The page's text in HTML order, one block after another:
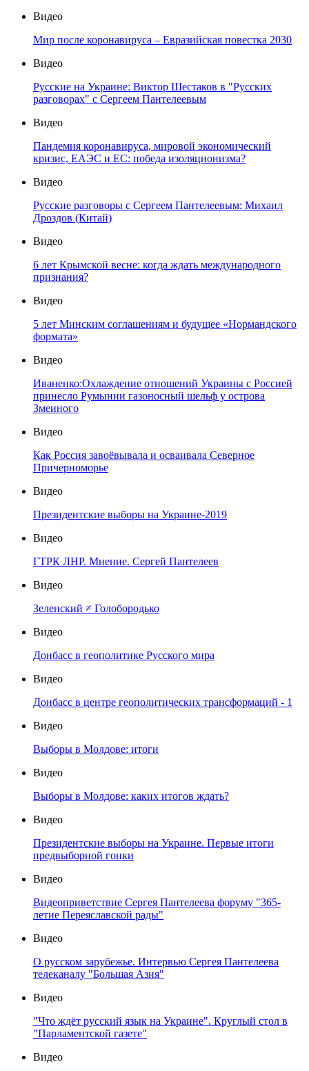
Видео
Мир после коронавируса – Евразийская повестка 2030
Видео
Русские на Украине: Виктор Шестаков в "Русских
разговорах" с Сергеем Пантелеевым
Видео
Пандемия коронавируса, мировой экономический
кризис, ЕАЭС и ЕС: победа изоляционизма?
Видео
Русские разговоры с Сергеем Пантелеевым: Михаил
Дроздов (Китай)
Видео
6 лет Крымской весне: когда ждать международного
признания?
Видео
5 лет Минским соглашениям и будущее «Нормандского
формата»
Видео
Иваненко:Охлаждение отношений Украины с Россией
принесло Румынии газоносный шельф у острова
Змеиного
Видео
Как Россия завоёвывала и осваивала Северное
Причерноморье
Видео
Президентские выборы на Украине-2019
Видео
ГТРК ЛНР. Мнение. Сергей Пантелеев
Видео
Зеленский ≠ Голобородько
Видео
Донбасс в геополитике Русского мира
Видео
Донбасс в центре геополитических трансформаций - 1
Видео
Выборы в Молдове: итоги
Видео
Выборы в Молдове: каких итогов ждать?
Видео
Президентские выборы на Украине. Первые итоги
предвыборной гонки
Видео
Видеоприветствие Сергея Пантелеева форуму "365-
летие Переяславской рады"
Видео
О русском зарубежье. Интервью Сергея Пантелеева
телеканалу "Большая Азия"
Видео
"Что ждёт русский язык на Украине". Круглый стол в
"Парламентской газете"
Видео